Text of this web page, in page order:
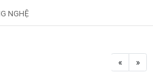
NGHỆ
« »